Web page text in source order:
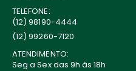
TELEFONE:
(12) 98190-4444
(12) 99260-7120
ATENDIMENTO:
Seg a Sex das 9h às 18h